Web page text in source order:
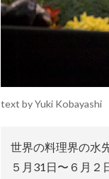
text by Yuki Kobayashi
世界の料理界の水
５月31日〜６月２